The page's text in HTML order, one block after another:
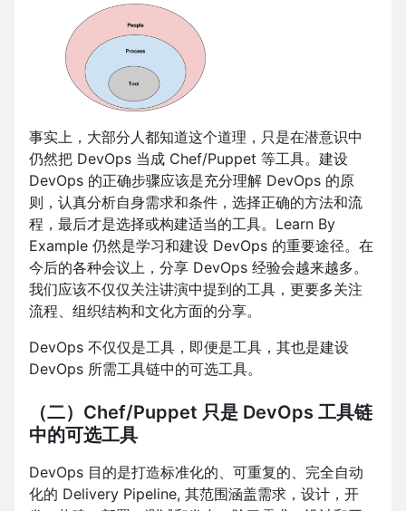
事实上，大部分人都知道这个道理，只是在潜意识中
仍然把 DevOps 当成 Chef/Puppet 等工具。建设
DevOps 的正确步骤应该是充分理解 DevOps 的原
则，认真分析自身需求和条件，选择正确的方法和流
程，最后才是选择或构建适当的工具。Learn By
Example 仍然是学习和建设 DevOps 的重要途径。在
今后的各种会议上，分享 DevOps 经验会越来越多。
我们应该不仅仅关注讲演中提到的工具，更要多关注
流程、组织结构和文化方面的分享。
DevOps 不仅仅是工具，即便是工具，其也是建设
DevOps 所需工具链中的可选工具。
（二）Chef/Puppet 只是 DevOps 工具链
中的可选工具
DevOps 目的是打造标准化的、可重复的、完全自动
化的 Delivery Pipeline, 其范围涵盖需求，设计，开